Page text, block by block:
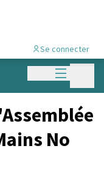
Menu
Se connecter
No